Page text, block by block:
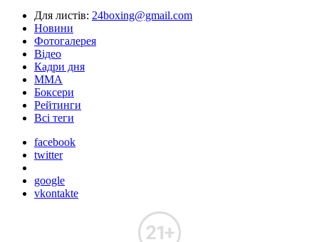
Для листів: 24boxing@gmail.com
Новини
Фотогалерея
Відео
Кадри дня
ММА
Боксери
Рейтинги
Всі теги
facebook
twitter
google
vkontakte